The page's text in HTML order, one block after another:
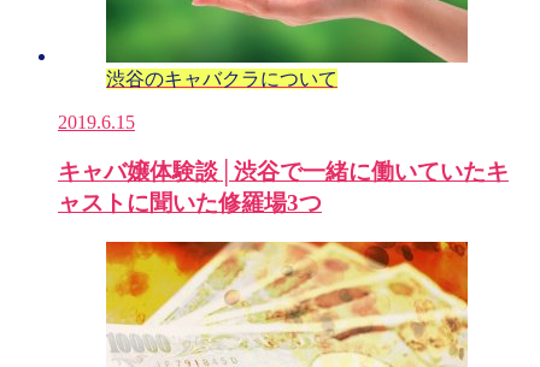
渋谷のキャバクラについて
2019.6.15
キャバ嬢体験談│渋谷で一緒に働いていたキ
ャストに聞いた修羅場3つ